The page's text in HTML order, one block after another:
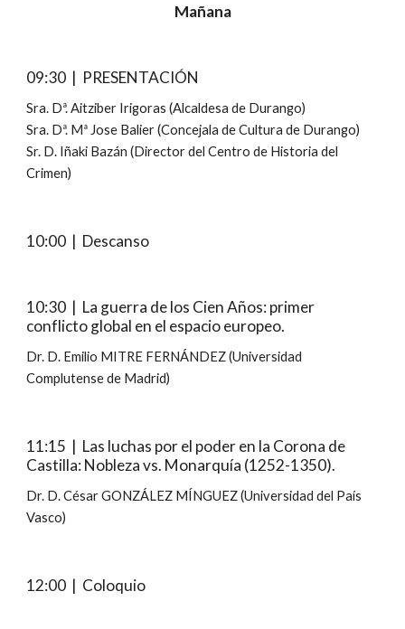
Mañana
09:30  |  PRESENTACIÓN
Sra. Dª. Aitziber Irigoras (Alcaldesa de Durango)
Sra. Dª. Mª Jose Balier (Concejala de Cultura de Durango)
Sr. D. Iñaki Bazán (Director del Centro de Historia del
Crimen)
10:00  |  Descanso
10:30  |  La guerra de los Cien Años: primer
conflicto global en el espacio europeo.
Dr. D. Emilio MITRE FERNÁNDEZ (Universidad
Complutense de Madrid)
11:15  |  Las luchas por el poder en la Corona de
Castilla: Nobleza vs. Monarquía (1252-1350).
Dr. D. César GONZÁLEZ MÍNGUEZ (Universidad del País
Vasco)
12:00  |  Coloquio